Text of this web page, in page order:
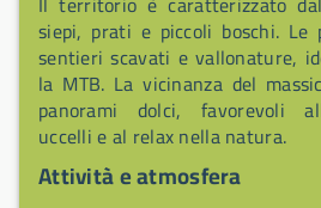
siepi, prati e piccoli boschi. Le
sentieri scavati e vallonature,
la MTB. La vicinanza del
panorami dolci, favorevoli
uccelli e al relax nella natura.
Attività e atmosfera